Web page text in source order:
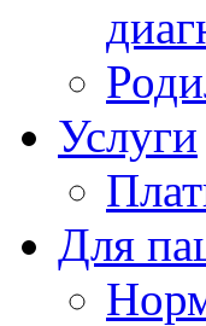
Услуги
Для